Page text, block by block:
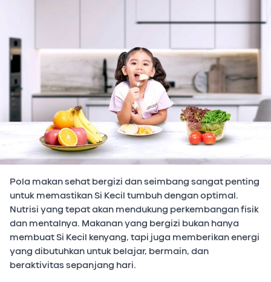
Pola makan sehat bergizi dan seimbang sangat penting
untuk memastikan Si Kecil tumbuh dengan optimal.
Nutrisi yang tepat akan mendukung perkembangan fisik
dan mentalnya. Makanan yang bergizi bukan hanya
membuat Si Kecil kenyang, tapi juga memberikan energi
yang dibutuhkan untuk belajar, bermain, dan
beraktivitas sepanjang hari.